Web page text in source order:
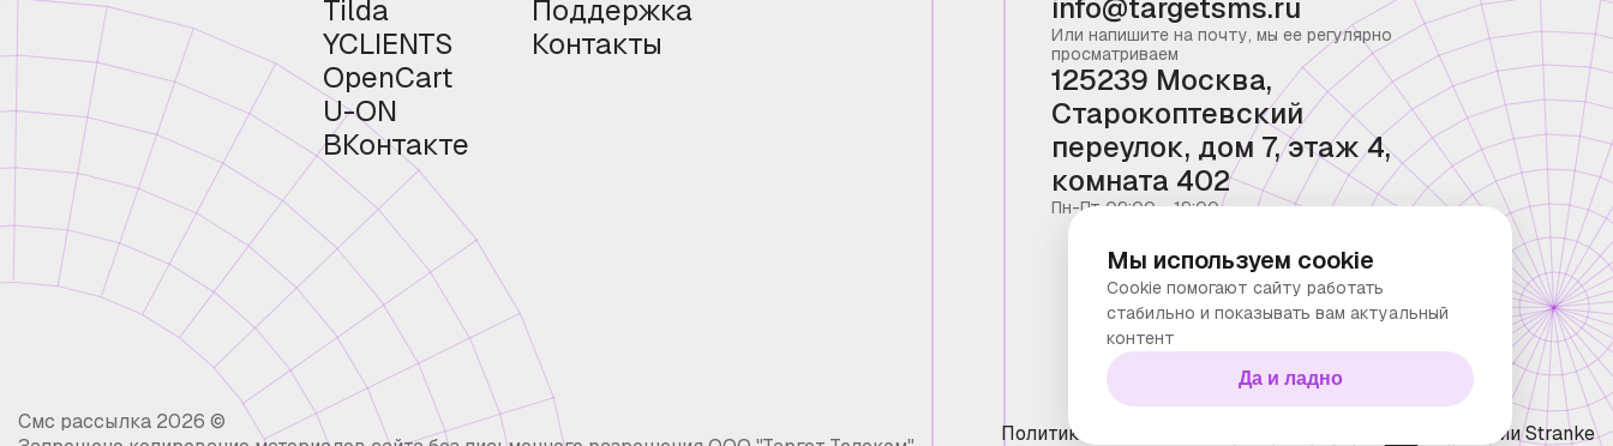
Tilda
YCLIENTS
OpenCart
U-ON
ВКонтакте
Поддержка
Контакты
Или напишите на почту, мы ее регулярно
просматриваем
125239 Москва,
Старокоптевский
переулок, дом 7, этаж 4,
комната 402
Пн-Пт 09:00 - 19:00
Смс рассылка 2026 ©
Политика конфиденциальности Технологии Stranke
Мы используем cookie
Cookie помогают сайту работать
стабильно и показывать вам актуальный
контент
Да и ладно